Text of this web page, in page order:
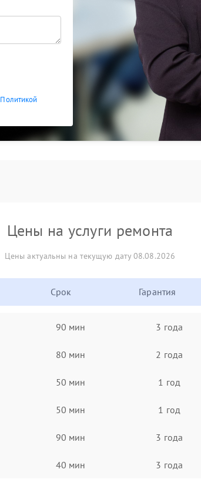
Политикой
Цены на услуги ремонта
Цены актуальны на текущую дату 08.08.2026
Срок Гарантия
90 мин 3 года
80 мин 2 года
50 мин 1 год
50 мин 1 год
90 мин 3 года
40 мин 3 года